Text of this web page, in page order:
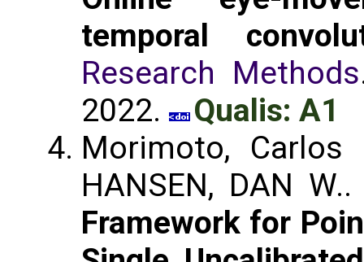
temporal
Research Methods
2022.
Qualis: A1
Morimoto, Carlos
HANSEN, DAN
Framework for